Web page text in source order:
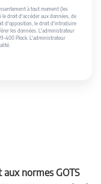
à tout moment (les
droit d'accéder aux données, de
d'opposition, le droit d'introduire
les données. L'administrateur
400 Płock. L'administrateur
normes GOTS